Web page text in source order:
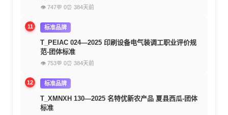
👁 747💬 0⏰ 384天前
11 标准品牌
T_PEIAC 024—2025 印刷设备电气装调工职业评价规
范-团体标准
👁 753💬 0⏰ 384天前
12 标准品牌
T_XMNXH 130—2025 名特优新农产品 夏县西瓜-团体
标准